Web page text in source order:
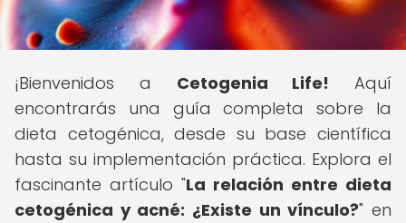
¡Bienvenidos a Cetogenia Life! Aquí
encontrarás una guía completa sobre la
dieta cetogénica, desde su base científica
hasta su implementación práctica. Explora el
fascinante artículo "La relación entre dieta
cetogénica y acné: ¿Existe un vínculo?" en